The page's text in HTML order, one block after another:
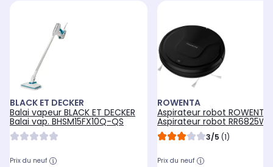
BLACK ET DECKER
Balai vapeur BLACK ET DECKER
Balai vap. BHSM15FX10Q-QS
Prix du neuf
ROWENTA
Aspirateur robot ROWENTA
Aspirateur robot RR6825WH
3/5 (1)
Prix du neuf